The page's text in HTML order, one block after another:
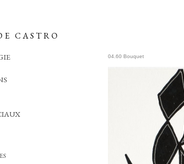
CASTRO
ES
04.60 Bouquet